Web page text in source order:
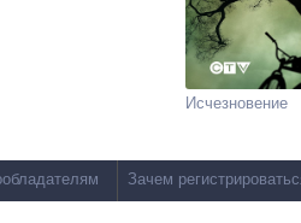
Исчезновение
Зачем